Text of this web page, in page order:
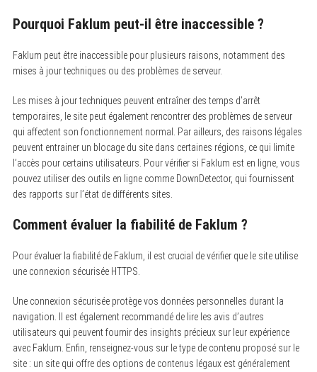
Pourquoi Faklum peut-il être inaccessible ?
Faklum peut être inaccessible pour plusieurs raisons, notamment des
mises à jour techniques ou des problèmes de serveur.
Les mises à jour techniques peuvent entraîner des temps d’arrêt
temporaires, le site peut également rencontrer des problèmes de serveur
qui affectent son fonctionnement normal. Par ailleurs, des raisons légales
peuvent entrainer un blocage du site dans certaines régions, ce qui limite
l’accès pour certains utilisateurs. Pour vérifier si Faklum est en ligne, vous
pouvez utiliser des outils en ligne comme DownDetector, qui fournissent
des rapports sur l’état de différents sites.
Comment évaluer la fiabilité de Faklum ?
Pour évaluer la fiabilité de Faklum, il est crucial de vérifier que le site utilise
une connexion sécurisée HTTPS.
Une connexion sécurisée protège vos données personnelles durant la
navigation. Il est également recommandé de lire les avis d’autres
utilisateurs qui peuvent fournir des insights précieux sur leur expérience
avec Faklum. Enfin, renseignez-vous sur le type de contenu proposé sur le
site : un site qui offre des options de contenus légaux est généralement